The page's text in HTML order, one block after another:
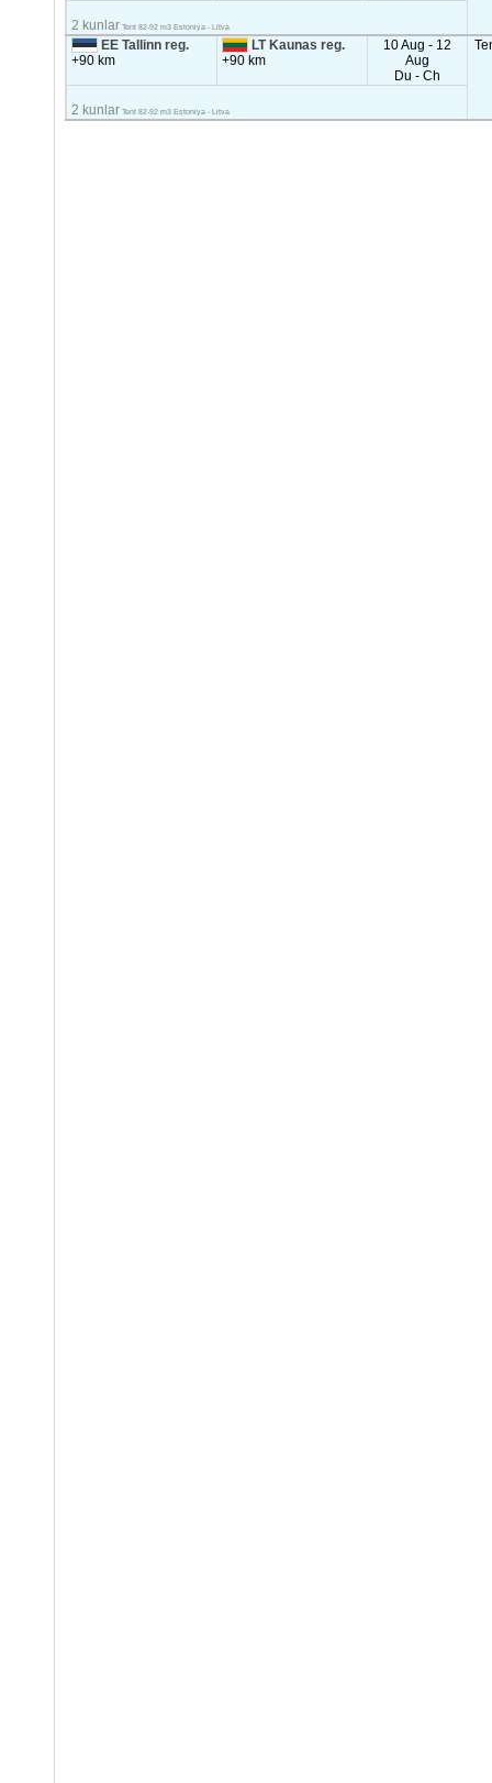
2 kunlar Tent 82-92 m3 Estoniya - Litva
EE Tallinn reg.
+90 km
LT Kaunas reg.
+90 km
10 Aug - 12
Aug
Du - Ch
2 kunlar Tent 82-92 m3 Estoniya - Litva